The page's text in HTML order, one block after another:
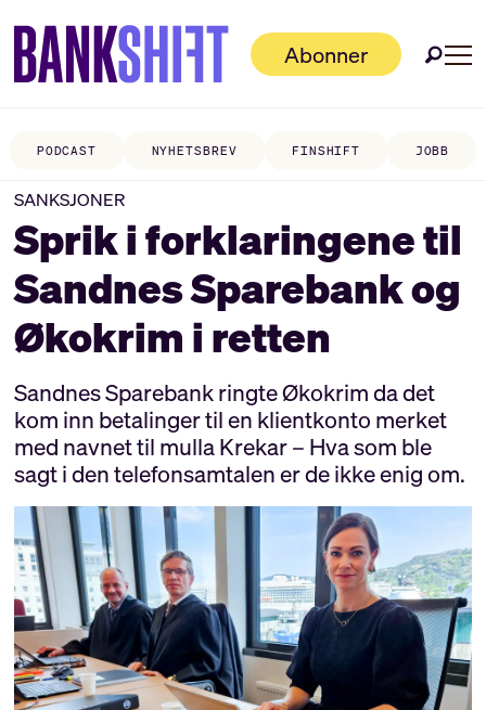
Abonner
PODCAST NYHETSBREV FINSHIFT JOBB
SANKSJONER
Sprik i forklaringene til
Sandnes Sparebank og
Økokrim i retten
Sandnes Sparebank ringte Økokrim da det
kom inn betalinger til en klientkonto merket
med navnet til mulla Krekar – Hva som ble
sagt i den telefonsamtalen er de ikke enig om.